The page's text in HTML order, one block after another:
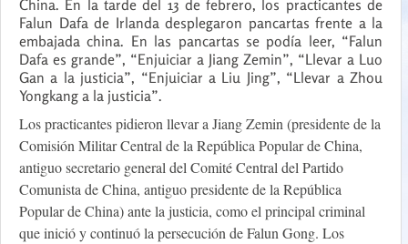
China. En la tarde del 13 de febrero, los practicantes de
Falun Dafa de Irlanda desplegaron pancartas frente a la
embajada china. En las pancartas se podía leer, “Falun
Dafa es grande”, “Enjuiciar a Jiang Zemin”, “Llevar a Luo
Gan a la justicia”, “Enjuiciar a Liu Jing”, “Llevar a Zhou
Yongkang a la justicia”.
Los practicantes pidieron llevar a Jiang Zemin (presidente de la
Comisión Militar Central de la República Popular de China,
antiguo secretario general del Comité Central del Partido
Comunista de China, antiguo presidente de la República
Popular de China) ante la justicia, como el principal criminal
que inició y continuó la persecución de Falun Gong. Los